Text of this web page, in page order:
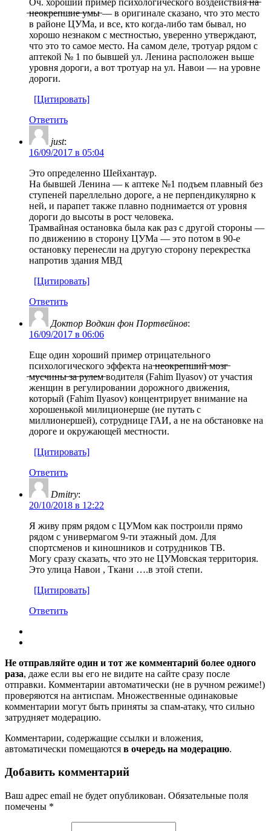
̶н̶е̶о̶к̶р̶е̶п̶ш̶и̶е̶ ̶у̶м̶ы̶ — в оригинале сказано, что это место
в районе ЦУМа, и все, кто когда-либо там бывал, но
хорошо незнаком с местностью, уверенно утверждают,
что это то самое место. На самом деле, тротуар рядом с
аптекой № 1 по бывшей ул. Ленина расположен выше
уровня дороги, а вот тротуар на ул. Навои — на уровне
дороги.
[Цитировать]
Ответить
just:
16/09/2017 в 05:04
Это определенно Шейхантаур.
На бывшей Ленина — к аптеке №1 подъем плавный без
ступеней пареллельно дороге, а не перпендикулярно к
ней, и парапет также плавно поднимается от уровня
дороги до высоты в рост человека.
Трамвайная остановка была как раз с другой стороны —
по движению в сторону ЦУМа — это потом в 90-е
остановку перенесли на другую сторону перекрестка
напротив здания МВД
[Цитировать]
Ответить
Доктор Водкин фон Портвейнов:
16/09/2017 в 06:06
Еще один хороший пример отрицательного
психологического эффекта на ̶н̶е̶о̶к̶р̶е̶п̶ш̶и̶й̶ ̶м̶о̶з̶г̶
̶м̶у̶с̶ч̶и̶н̶ы̶ ̶з̶а̶ ̶р̶у̶л̶е̶м̶ водителя (Fahim Ilyasov) от участия
женщин в регулировании дорожного движения,
который (Fahim Ilyasov) концентрирует внимание на
хорошенькой милиционерше (не путать с
миллионершей), сотруднице ГАИ, а не на обстановке на
дороге и окружающей местности.
[Цитировать]
Ответить
Dmitry:
20/10/2018 в 12:22
Я живу прям рядом с ЦУМом как построили прямо
рядом с универмагом 9-ти этажный дом. Для
спортсменов и киношников и сотрудников ТВ.
Могу сразу сказать, что это не ЦУМовская территория.
Это улица Навои , Ткани ….в этой степи.
[Цитировать]
Ответить
Не отправляйте один и тот же комментарий более одного
раза, даже если вы его не видите на сайте сразу после
отправки. Комментарии автоматически (не в ручном режиме!)
проверяются на антиспам. Множественные одинаковые
комментарии могут быть приняты за спам-атаку, что сильно
затрудняет модерацию.
Комментарии, содержащие ссылки и вложения,
автоматически помещаются в очередь на модерацию.
Добавить комментарий
Ваш адрес email не будет опубликован. Обязательные поля
помечены *